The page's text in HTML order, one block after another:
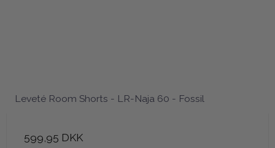
Leveté Room Shorts - LR-Naja 60 - Fossil
599,95 DKK